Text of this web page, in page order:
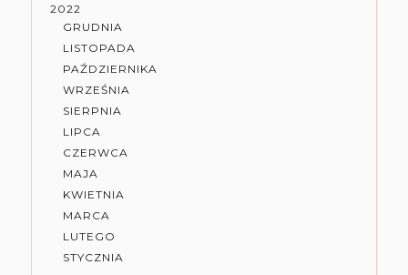
2022
GRUDNIA
LISTOPADA
PAŹDZIERNIKA
WRZEŚNIA
SIERPNIA
LIPCA
CZERWCA
MAJA
KWIETNIA
MARCA
LUTEGO
STYCZNIA